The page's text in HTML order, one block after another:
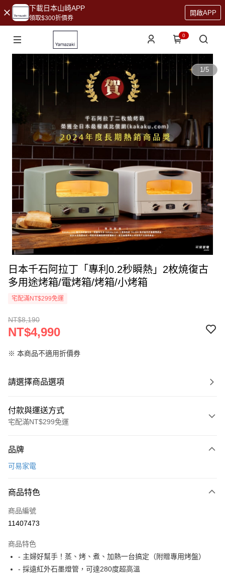
下載日本山崎APP
領取$300折價券
開啟APP
0
1/5
日本千石阿拉丁「專利0.2秒瞬熱」2枚焼復古
多用途烤箱/電烤箱/烤箱/小烤箱
宅配滿NT$299免運
NT$8,190
NT$4,990
※ 本商品不適用折價券
請選擇商品選項
付款與運送方式
宅配滿NT$299免運
信用卡一次付款
Apple Pay
悠遊付
全盈+PAY
大哥付你分期
品牌
可易家電
商品特色
商品編號
11407473
商品特色
- 主婦好幫手！蒸、烤、煮、加熱一台搞定（附贈專用烤盤）
- 採遠紅外石墨燈管，可達280度超高溫